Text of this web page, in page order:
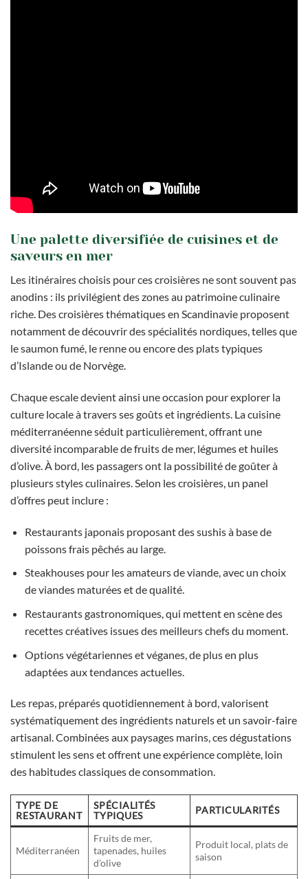
Une palette diversifiée de cuisines et de
saveurs en mer
Les itinéraires choisis pour ces croisières ne sont souvent pas
anodins : ils privilégient des zones au patrimoine culinaire
riche. Des croisières thématiques en Scandinavie proposent
notamment de découvrir des spécialités nordiques, telles que
le saumon fumé, le renne ou encore des plats typiques
d’Islande ou de Norvège.
Chaque escale devient ainsi une occasion pour explorer la
culture locale à travers ses goûts et ingrédients. La cuisine
méditerranéenne séduit particulièrement, offrant une
diversité incomparable de fruits de mer, légumes et huiles
d’olive. À bord, les passagers ont la possibilité de goûter à
plusieurs styles culinaires. Selon les croisières, un panel
d’offres peut inclure :
Restaurants japonais proposant des sushis à base de
poissons frais pêchés au large.
Steakhouses pour les amateurs de viande, avec un choix
de viandes maturées et de qualité.
Restaurants gastronomiques, qui mettent en scène des
recettes créatives issues des meilleurs chefs du moment.
Options végétariennes et véganes, de plus en plus
adaptées aux tendances actuelles.
Les repas, préparés quotidiennement à bord, valorisent
systématiquement des ingrédients naturels et un savoir-faire
artisanal. Combinées aux paysages marins, ces dégustations
stimulent les sens et offrent une expérience complète, loin
des habitudes classiques de consommation.
TYPE DE
RESTAURANT
SPÉCIALITÉS
TYPIQUES
PARTICULARITÉS
Méditerranéen
Fruits de mer,
tapenades, huiles
d’olive
Produit local, plats de
saison